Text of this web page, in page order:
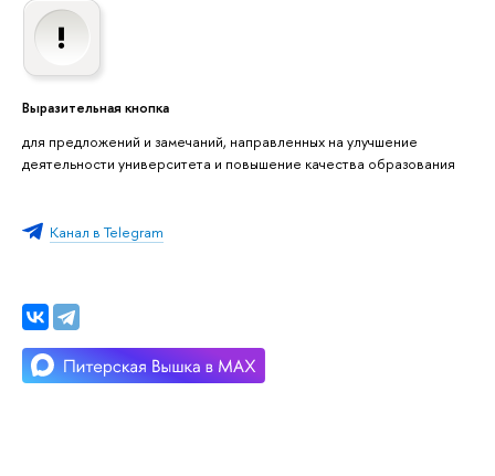
Выразительная кнопка
для предложений и замечаний, направленных на улучшение
деятельности университета и повышение качества образования
Канал в Telegram